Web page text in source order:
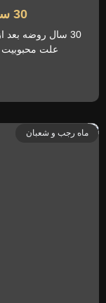
30 سال روضه بعد از نماز صبح
علت
ماه رجب و شعبان